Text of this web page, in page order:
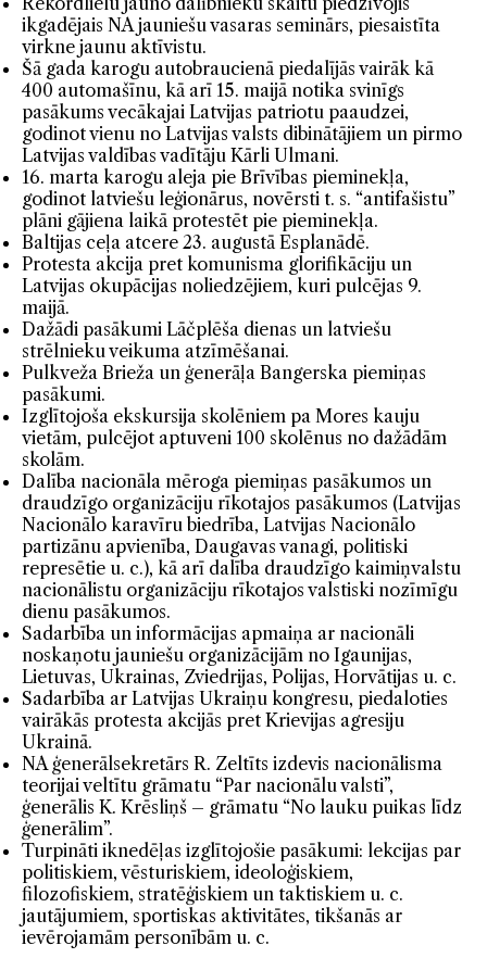
ikgadējais NA jauniešu vasaras seminārs, piesaistīta
virkne jaunu aktīvistu.
Šā gada karogu autobraucienā piedalījās vairāk kā
400 automašīnu, kā arī 15. maijā notika svinīgs
pasākums vecākajai Latvijas patriotu paaudzei,
godinot vienu no Latvijas valsts dibinātājiem un pirmo
Latvijas valdības vadītāju Kārli Ulmani.
16. marta karogu aleja pie Brīvības pieminekļa,
godinot latviešu leģionārus, novērsti t. s. “antifašistu”
plāni gājiena laikā protestēt pie pieminekļa.
Baltijas ceļa atcere 23. augustā Esplanādē.
Protesta akcija pret komunisma glorifikāciju un
Latvijas okupācijas noliedzējiem, kuri pulcējas 9.
maijā.
Dažādi pasākumi Lāčplēša dienas un latviešu
strēlnieku veikuma atzīmēšanai.
Pulkveža Brieža un ģenerāļa Bangerska piemiņas
pasākumi.
Izglītojoša ekskursija skolēniem pa Mores kauju
vietām, pulcējot aptuveni 100 skolēnus no dažādām
skolām.
Dalība nacionāla mēroga piemiņas pasākumos un
draudzīgo organizāciju rīkotajos pasākumos (Latvijas
Nacionālo karavīru biedrība, Latvijas Nacionālo
partizānu apvienība, Daugavas vanagi, politiski
represētie u. c.), kā arī dalība draudzīgo kaimiņvalstu
nacionālistu organizāciju rīkotajos valstiski nozīmīgu
dienu pasākumos.
Sadarbība un informācijas apmaiņa ar nacionāli
noskaņotu jauniešu organizācijām no Igaunijas,
Lietuvas, Ukrainas, Zviedrijas, Polijas, Horvātijas u. c.
Sadarbība ar Latvijas Ukraiņu kongresu, piedaloties
vairākās protesta akcijās pret Krievijas agresiju
Ukrainā.
NA ģenerālsekretārs R. Zeltīts izdevis nacionālisma
teorijai veltītu grāmatu “Par nacionālu valsti”,
ģenerālis K. Krēsliņš – grāmatu “No lauku puikas līdz
ģenerālim”.
Turpināti iknedēļas izglītojošie pasākumi: lekcijas par
politiskiem, vēsturiskiem, ideoloģiskiem,
filozofiskiem, stratēģiskiem un taktiskiem u. c.
jautājumiem, sportiskas aktivitātes, tikšanās ar
ievērojamām personībām u. c.